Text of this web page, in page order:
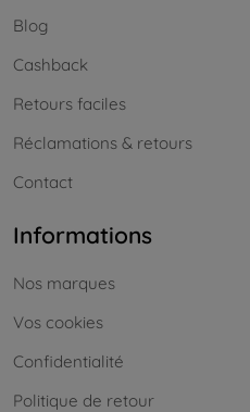
Blog
Cashback
Retours faciles
Réclamations & retours
Contact
Informations
Nos marques
Vos cookies
Confidentialité
Politique de retour